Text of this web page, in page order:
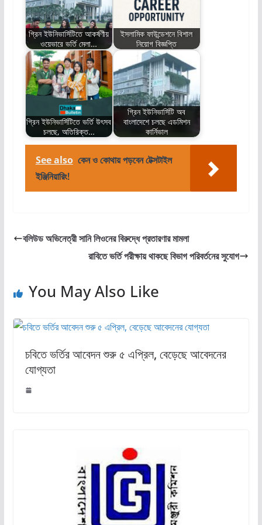
গ্রিন ইউনিভার্সিটিতে আকর্ষণীয়
ওয়েভারে ভর্তি মেলা…
ইসলামিক ফাউন্ডেশনে বিশাল
নিয়োগ বিজ্ঞপ্তি
গ্রিন ইউনিভার্সিটিতে ভর্তি উৎসব
চলছে, অতিরিক্ত…
গ্রিন ইউনিভার্সিটি অব
বাংলাদেশে চলছে এডমিশন
কার্নিভাল
See also কেন ও কোথায় পড়বেন টেক্সটাইল
ইঞ্জিনিয়ারিং!
বলিউড অভিনেত্রী সানি লিওনের বিরুদ্ধে প্রতারণার মামলা
রাবিতে ভর্তি পরীক্ষায় থাকছে বিভাগ পরিবর্তনের সুযোগ
You May Also Like
চবিতে ভর্তির আবেদন শুরু ৫ এপ্রিল, বেড়েছে আবেদনের
যোগ্যতা